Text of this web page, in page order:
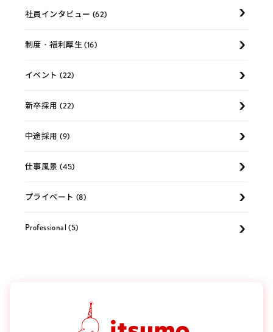
社員インタビュー (62)
制度・福利厚生 (16)
イベント (22)
新卒採用 (22)
中途採用 (9)
仕事風景 (45)
プライベート (8)
Professional (5)